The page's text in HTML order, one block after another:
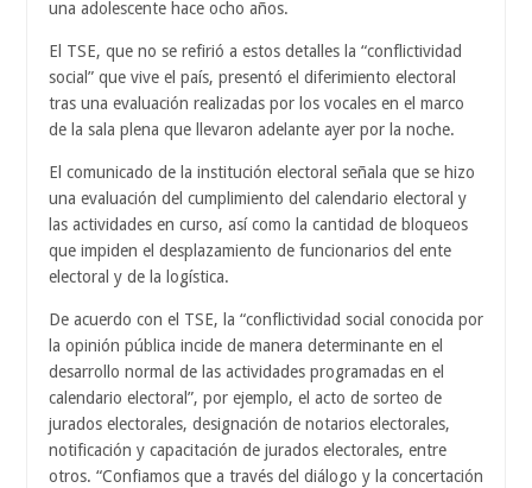
una adolescente hace ocho años.
El TSE, que no se refirió a estos detalles la “conflictividad
social” que vive el país, presentó el diferimiento electoral
tras una evaluación realizadas por los vocales en el marco
de la sala plena que llevaron adelante ayer por la noche.
El comunicado de la institución electoral señala que se hizo
una evaluación del cumplimiento del calendario electoral y
las actividades en curso, así como la cantidad de bloqueos
que impiden el desplazamiento de funcionarios del ente
electoral y de la logística.
De acuerdo con el TSE, la “conflictividad social conocida por
la opinión pública incide de manera determinante en el
desarrollo normal de las actividades programadas en el
calendario electoral”, por ejemplo, el acto de sorteo de
jurados electorales, designación de notarios electorales,
notificación y capacitación de jurados electorales, entre
otros. “Confiamos que a través del diálogo y la concertación